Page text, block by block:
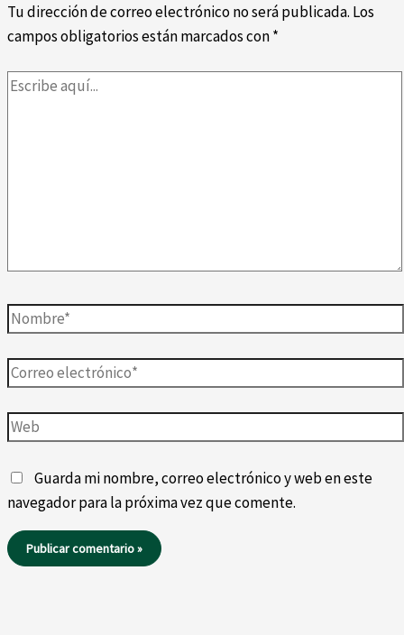
Tu dirección de correo electrónico no será publicada. Los
campos obligatorios están marcados con*
Escribe
Nombre*
Correo
electrónico*
Web
Guarda mi nombre, correo electrónico y web en este
navegador para la próxima vez que comente.